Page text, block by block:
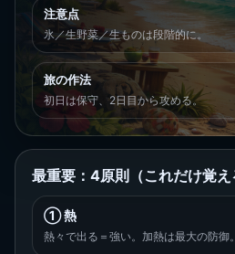
注意点
氷／生野菜／生ものは段階的に。
旅の作法
初日は保守、2日目から攻める。
最重要：4原則（これだけ覚え
① 熱
熱々で出る＝強い。加熱は最大の防御。